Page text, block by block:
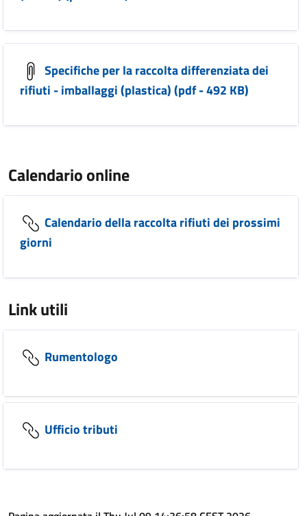
Specifiche per la raccolta differenziata dei
rifiuti - imballaggi (plastica) (pdf - 492 KB)
Calendario online
Calendario della raccolta rifiuti dei prossimi
giorni
Link utili
Rumentologo
Ufficio tributi